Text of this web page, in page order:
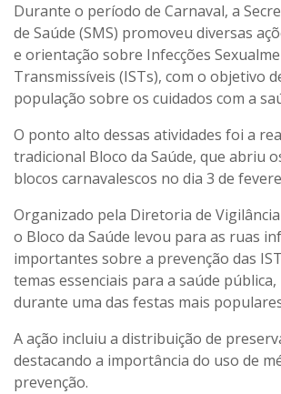
Durante o período de Carnaval, a
de Saúde (SMS) promoveu diversas
e orientação sobre Infecções
Transmissíveis (ISTs), com o objetivo
população sobre os cuidados com a
O ponto alto dessas atividades foi a
tradicional Bloco da Saúde, que abriu
blocos carnavalescos no dia 3 de
Organizado pela Diretoria de
o Bloco da Saúde levou para as ruas
importantes sobre a prevenção das
temas essenciais para a saúde
durante uma das festas mais
A ação incluiu a distribuição de
destacando a importância do uso de
prevenção.